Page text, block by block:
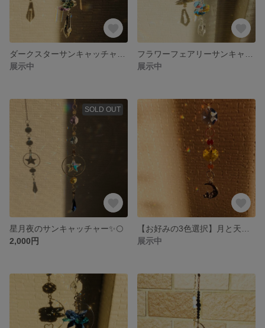
展示中
展示中
SOLD OUT
星月夜のサンキャッチャー✨🌕
2,000円
展示中